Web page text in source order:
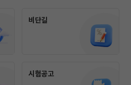
비단길
시험공고